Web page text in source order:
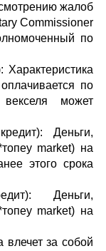
жалоб
Commissioner
по
по
может
Деньги,
market) на
этого срока
Деньги,
market) на
влечет за собой